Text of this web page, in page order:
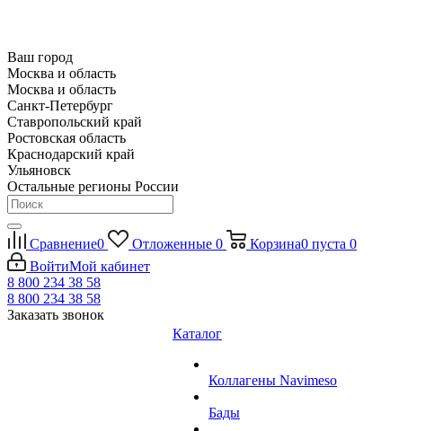
Ваш город
Москва и область
Москва и область
Санкт-Петербург
Ставропольский край
Ростовская область
Краснодарский край
Ульяновск
Остальные регионы России
Сравнение0 Отложенные 0 Корзина0 пуста 0
ВойтиМой кабинет
8 800 234 38 58
8 800 234 38 58
Заказать звонок
Каталог
Коллагены Navimeso
Бады